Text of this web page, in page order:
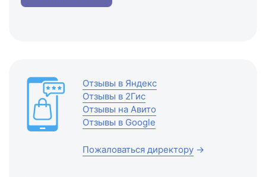
Отзывы в Яндекс
Отзывы в 2Гис
Отзывы на Авито
Отзывы в Google
Пожаловаться директору →